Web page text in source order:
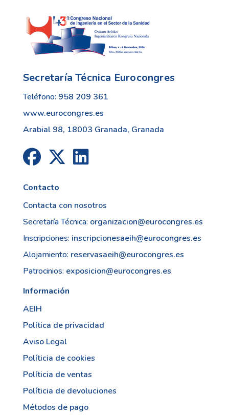
Secretaría Técnica Eurocongres
Teléfono: 958 209 361
www.eurocongres.es
Arabial 98, 18003 Granada, Granada
Contacto
Contacta con nosotros
Secretaría Técnica: organizacion@eurocongres.es
Inscripciones: inscripcionesaeih@eurocongres.es
Alojamiento: reservasaeih@eurocongres.es
Patrocinios: exposicion@eurocongres.es
Información
AEIH
Política de privacidad
Aviso Legal
Políticia de cookies
Políticia de ventas
Políticia de devoluciones
Métodos de pago